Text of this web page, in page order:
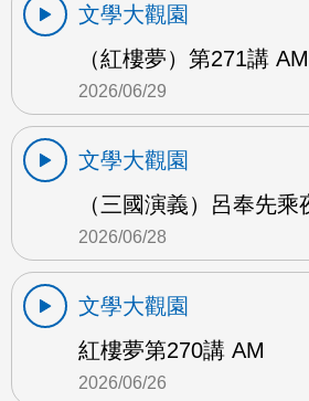
文學大觀園
（紅樓夢）第271講 AM
2026/06/29
文學大觀園
（三國演義）呂奉先
2026/06/28
文學大觀園
紅樓夢第270講 AM
2026/06/26